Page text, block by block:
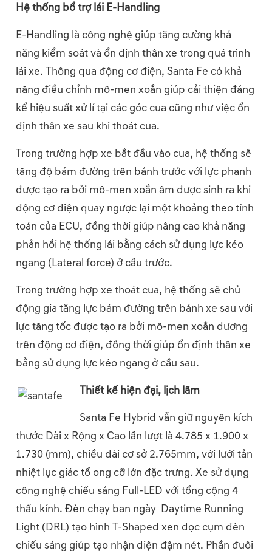
Hệ thống bổ trợ lái E-Handling
E-Handling là công nghệ giúp tăng cường khả
năng kiểm soát và ổn định thân xe trong quá trình
lái xe. Thông qua động cơ điện, Santa Fe có khả
năng điều chỉnh mô-men xoắn giúp cải thiện đáng
kể hiệu suất xử lí tại các góc cua cũng như việc ổn
định thân xe sau khi thoát cua.
Trong trường hợp xe bắt đầu vào cua, hệ thống sẽ
tăng độ bám đường trên bánh trước với lực phanh
được tạo ra bởi mô-men xoắn âm được sinh ra khi
động cơ điện quay ngược lại một khoảng theo tính
toán của ECU, đồng thời giúp nâng cao khả năng
phản hồi hệ thống lái bằng cách sử dụng lực kéo
ngang (Lateral force) ở cầu trước.
Trong trường hợp xe thoát cua, hệ thống sẽ chủ
động gia tăng lực bám đường trên bánh xe sau với
lực tăng tốc được tạo ra bởi mô-men xoắn dương
trên động cơ điện, đồng thời giúp ổn định thân xe
bằng sử dụng lực kéo ngang ở cầu sau.
Thiết kế hiện đại, lịch lãm
Santa Fe Hybrid vẫn giữ nguyên kích
thước Dài x Rộng x Cao lần lượt là 4.785 x 1.900 x
1.730 (mm), chiều dài cơ sở 2.765mm, với lưới tản
nhiệt lục giác tổ ong cỡ lớn đặc trưng. Xe sử dụng
công nghệ chiếu sáng Full-LED với tổng cộng 4
thấu kính. Đèn chạy ban ngày Daytime Running
Light (DRL) tạo hình T-Shaped xen dọc cụm đèn
chiếu sáng giúp tạo nhận diện đậm nét. Phần đuôi